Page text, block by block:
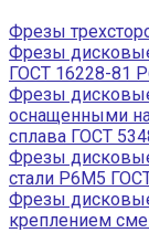
Фрезы
Фрезы
ГОСТ 16228-81
Фрезы
оснащенными
сплава ГОСТ
Фрезы
стали Р6М5
Фрезы
креплением